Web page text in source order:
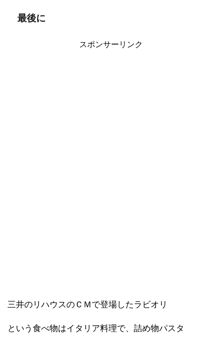
最後に
スポンサーリンク
三井のリハウスのＣＭで登場したラビオリ
という食べ物はイタリア料理で、詰め物パスタ